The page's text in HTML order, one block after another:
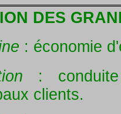
DES
: économie
:
clients.